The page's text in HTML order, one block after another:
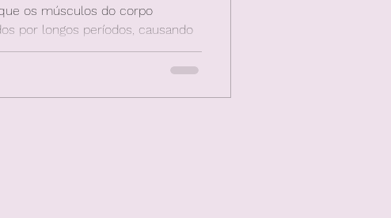
os músculos do corpo
por longos períodos, causando
e costas